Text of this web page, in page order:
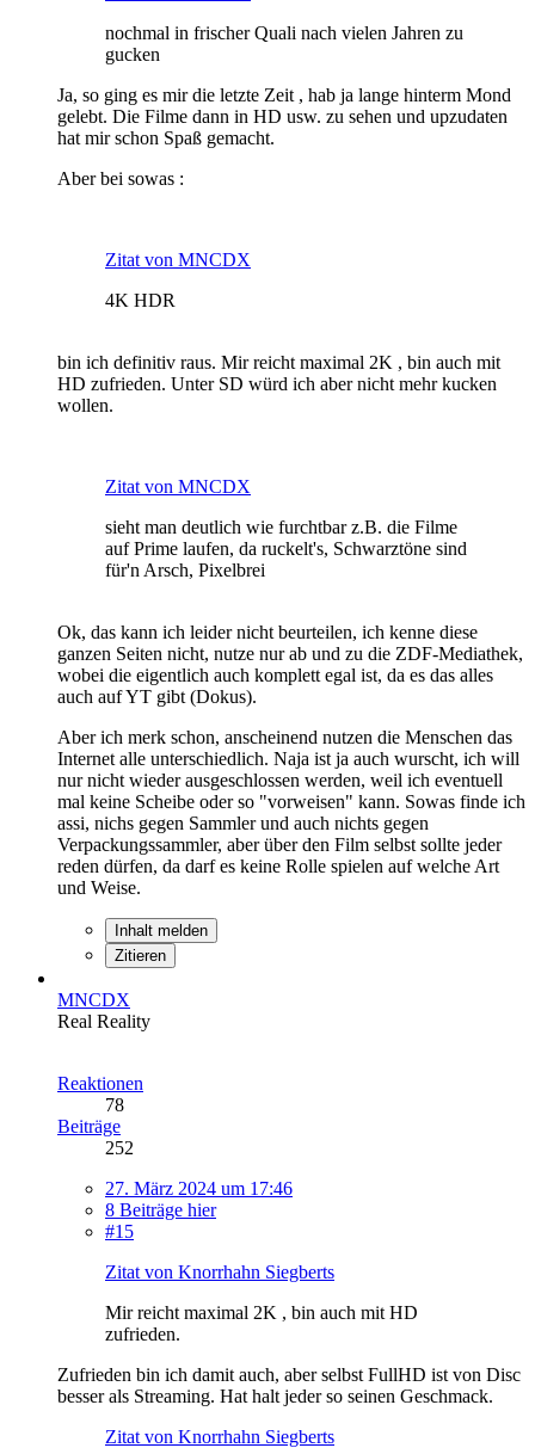
nochmal in frischer Quali nach vielen Jahren zu
gucken
Ja, so ging es mir die letzte Zeit , hab ja lange hinterm Mond
gelebt. Die Filme dann in HD usw. zu sehen und upzudaten
hat mir schon Spaß gemacht.
Aber bei sowas :
Zitat von MNCDX
4K HDR
bin ich definitiv raus. Mir reicht maximal 2K , bin auch mit
HD zufrieden. Unter SD würd ich aber nicht mehr kucken
wollen.
Zitat von MNCDX
sieht man deutlich wie furchtbar z.B. die Filme
auf Prime laufen, da ruckelt's, Schwarztöne sind
für'n Arsch, Pixelbrei
Ok, das kann ich leider nicht beurteilen, ich kenne diese
ganzen Seiten nicht, nutze nur ab und zu die ZDF-Mediathek,
wobei die eigentlich auch komplett egal ist, da es das alles
auch auf YT gibt (Dokus).
Aber ich merk schon, anscheinend nutzen die Menschen das
Internet alle unterschiedlich. Naja ist ja auch wurscht, ich will
nur nicht wieder ausgeschlossen werden, weil ich eventuell
mal keine Scheibe oder so "vorweisen" kann. Sowas finde ich
assi, nichs gegen Sammler und auch nichts gegen
Verpackungssammler, aber über den Film selbst sollte jeder
reden dürfen, da darf es keine Rolle spielen auf welche Art
und Weise.
Inhalt melden
Zitieren
MNCDX
Real Reality
Reaktionen
78
Beiträge
252
27. März 2024 um 17:46
8 Beiträge hier
#15
Zitat von Knorrhahn Siegberts
Mir reicht maximal 2K , bin auch mit HD
zufrieden.
Zufrieden bin ich damit auch, aber selbst FullHD ist von Disc
besser als Streaming. Hat halt jeder so seinen Geschmack.
Zitat von Knorrhahn Siegberts